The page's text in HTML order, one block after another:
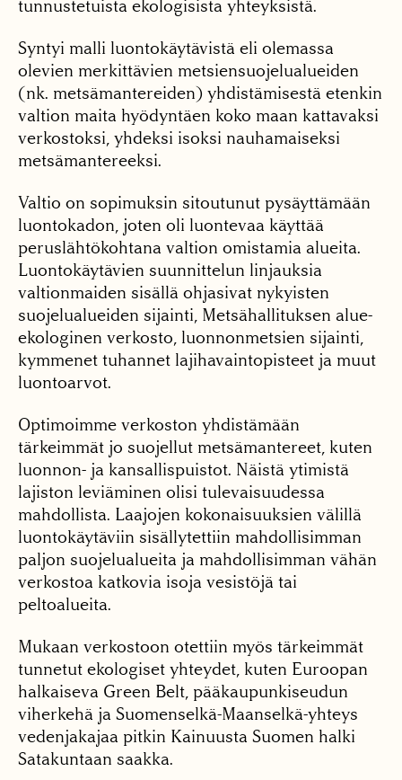
tunnustetuista ekologisista yhteyksistä.
Syntyi malli luontokäytävistä eli olemassa
olevien merkittävien metsiensuojelualueiden
(nk. metsämantereiden) yhdistämisestä etenkin
valtion maita hyödyntäen koko maan kattavaksi
verkostoksi, yhdeksi isoksi nauhamaiseksi
metsämantereeksi.
Valtio on sopimuksin sitoutunut pysäyttämään
luontokadon, joten oli luontevaa käyttää
peruslähtökohtana valtion omistamia alueita.
Luontokäytävien suunnittelun linjauksia
valtionmaiden sisällä ohjasivat nykyisten
suojelualueiden sijainti, Metsähallituksen alue-
ekologinen verkosto, luonnonmetsien sijainti,
kymmenet tuhannet lajihavaintopisteet ja muut
luontoarvot.
Optimoimme verkoston yhdistämään
tärkeimmät jo suojellut metsämantereet, kuten
luonnon- ja kansallispuistot. Näistä ytimistä
lajiston leviäminen olisi tulevaisuudessa
mahdollista. Laajojen kokonaisuuksien välillä
luontokäytäviin sisällytettiin mahdollisimman
paljon suojelualueita ja mahdollisimman vähän
verkostoa katkovia isoja vesistöjä tai
peltoalueita.
Mukaan verkostoon otettiin myös tärkeimmät
tunnetut ekologiset yhteydet, kuten Euroopan
halkaiseva Green Belt, pääkaupunkiseudun
viherkehä ja Suomenselkä-Maanselkä-yhteys
vedenjakajaa pitkin Kainuusta Suomen halki
Satakuntaan saakka.